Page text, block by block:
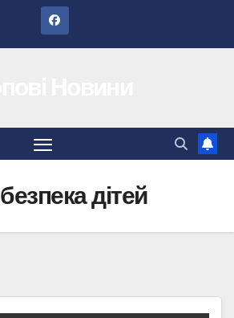
безпека дітей